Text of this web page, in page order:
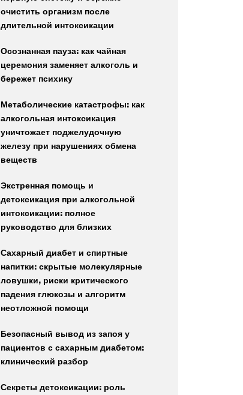
очистить организм после
длительной интоксикации
Осознанная пауза: как чайная
церемония заменяет алкоголь и
бережет психику
Метаболические катастрофы: как
алкогольная интоксикация
уничтожает поджелудочную
железу при нарушениях обмена
веществ
Экстренная помощь и
детоксикация при алкогольной
интоксикации: полное
руководство для близких
Сахарный диабет и спиртные
напитки: скрытые молекулярные
ловушки, риски критического
падения глюкозы и алгоритм
неотложной помощи
Безопасный вывод из запоя у
пациентов с сахарным диабетом:
клинический разбор
Секреты детоксикации: роль